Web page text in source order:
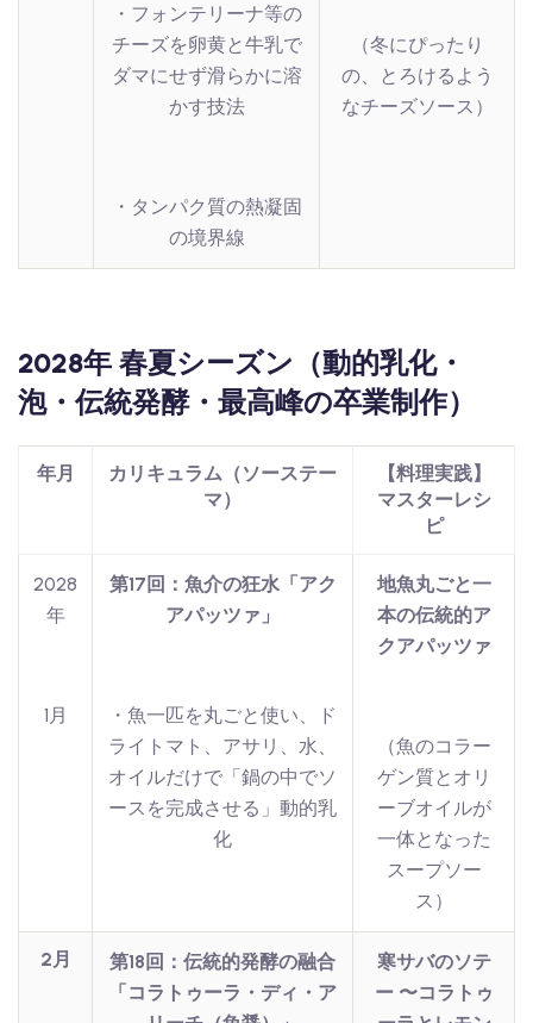
・フォンテリーナ等の
チーズを卵黄と牛乳で
ダマにせず滑らかに溶
かす技法
・タンパク質の熱凝固
の境界線
（冬にぴったり
の、とろけるよう
なチーズソース）
2028年 春夏シーズン（動的乳化・
泡・伝統発酵・最高峰の卒業制作）
年月
カリキュラム（ソーステー
マ）
【料理実践】
マスターレシ
ピ
2028
年
1月
第17回：魚介の狂水「アク
アパッツァ」
・魚一匹を丸ごと使い、ド
ライトマト、アサリ、水、
オイルだけで「鍋の中でソ
ースを完成させる」動的乳
化
地魚丸ごと一
本の伝統的ア
クアパッツァ
（魚のコラー
ゲン質とオリ
ーブオイルが
一体となった
スープソー
ス）
2月
第18回：伝統的発酵の融合
「コラトゥーラ・ディ・ア
寒サバのソテ
ー 〜コラトゥ